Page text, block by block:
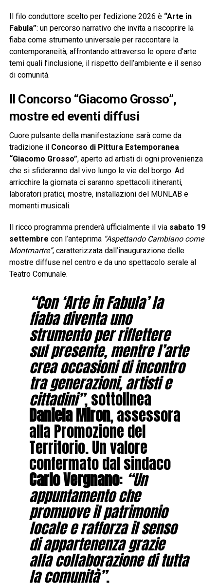
Il filo conduttore scelto per l’edizione 2026 è “Arte in
Fabula”: un percorso narrativo che invita a riscoprire la
fiaba come strumento universale per raccontare la
contemporaneità, affrontando attraverso le opere d’arte
temi quali l’inclusione, il rispetto dell’ambiente e il senso
di comunità.
Il Concorso “Giacomo Grosso”,
mostre ed eventi diffusi
Cuore pulsante della manifestazione sarà come da
tradizione il Concorso di Pittura Estemporanea
“Giacomo Grosso”, aperto ad artisti di ogni provenienza
che si sfideranno dal vivo lungo le vie del borgo. Ad
arricchire la giornata ci saranno spettacoli itineranti,
laboratori pratici, mostre, installazioni del MUNLAB e
momenti musicali.
Il ricco programma prenderà ufficialmente il via sabato 19
settembre con l’anteprima “Aspettando Cambiano come
Montmartre”, caratterizzata dall’inaugurazione delle
mostre diffuse nel centro e da uno spettacolo serale al
Teatro Comunale.
“Con ‘Arte in Fabula’ la
fiaba diventa uno
strumento per riflettere
sul presente, mentre l’arte
crea occasioni di incontro
tra generazioni, artisti e
cittadini”, sottolinea
Daniela Miron, assessora
alla Promozione del
Territorio. Un valore
confermato dal sindaco
Carlo Vergnano: “Un
appuntamento che
promuove il patrimonio
locale e rafforza il senso
di appartenenza grazie
alla collaborazione di tutta
la comunità”.